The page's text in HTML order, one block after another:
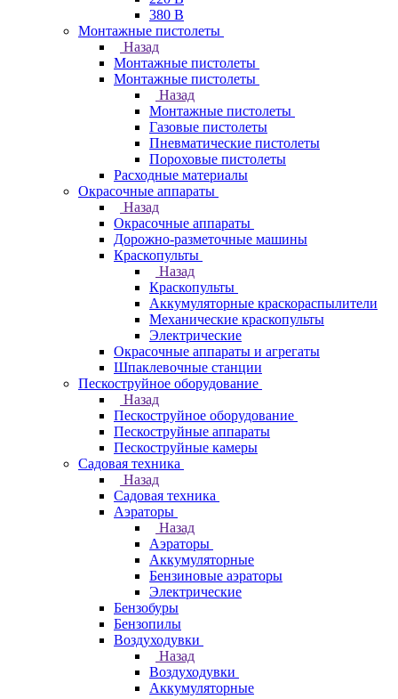
380 В
Монтажные пистолеты
Назад
Монтажные пистолеты
Монтажные пистолеты
Назад
Монтажные пистолеты
Газовые пистолеты
Пневматические пистолеты
Пороховые пистолеты
Расходные материалы
Окрасочные аппараты
Назад
Окрасочные аппараты
Дорожно-разметочные машины
Краскопульты
Назад
Краскопульты
Аккумуляторные краскораспылители
Механические краскопульты
Электрические
Окрасочные аппараты и агрегаты
Шпаклевочные станции
Пескоструйное оборудование
Назад
Пескоструйное оборудование
Пескоструйные аппараты
Пескоструйные камеры
Садовая техника
Назад
Садовая техника
Аэраторы
Назад
Аэраторы
Аккумуляторные
Бензиновые аэраторы
Электрические
Бензобуры
Бензопилы
Воздуходувки
Назад
Воздуходувки
Аккумуляторные